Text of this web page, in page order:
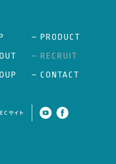
– PRODUCT
– RECRUIT
– CONTACT
ECサイト